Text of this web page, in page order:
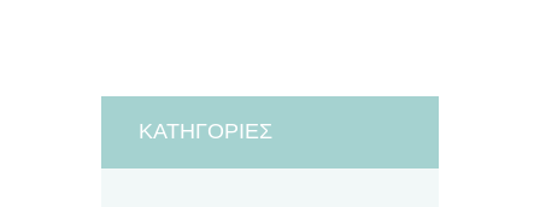
ΚΑΤΗΓΟΡΊΕΣ